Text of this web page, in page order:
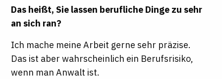
Das heißt, Sie lassen berufliche Dinge zu sehr
an sich ran?
Ich mache meine Arbeit gerne sehr präzise.
Das ist aber wahrscheinlich ein Berufsrisiko,
wenn man Anwalt ist.